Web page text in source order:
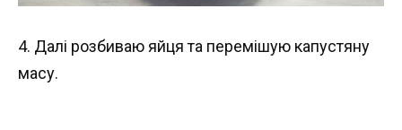
4. Далі розбиваю яйця та перемішую капустяну
масу.